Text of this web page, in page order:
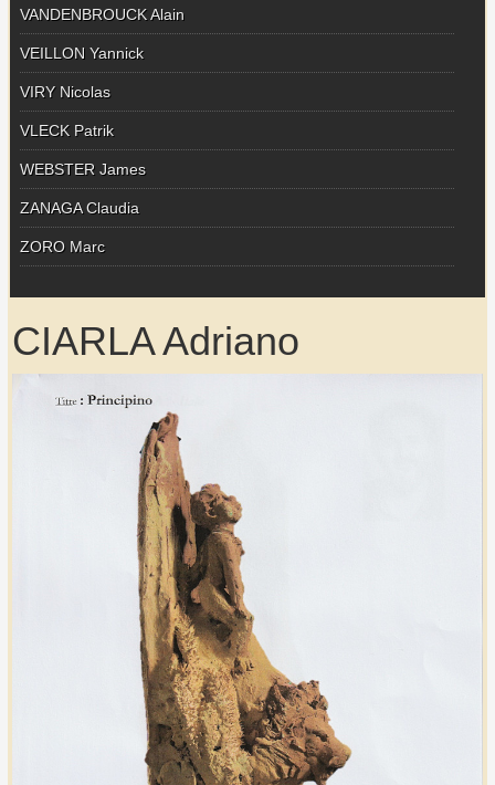
VANDENBROUCK Alain
VEILLON Yannick
VIRY Nicolas
VLECK Patrik
WEBSTER James
ZANAGA Claudia
ZORO Marc
CIARLA Adriano